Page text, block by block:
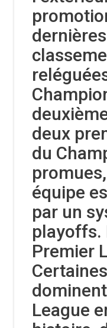
deux
du
équipe
par un
playoffs.
Premier
League